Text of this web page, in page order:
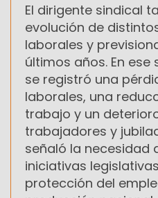
El dirigente sindical
evolución de
laborales y
últimos años. En
se registró una
laborales, una
trabajo y un
trabajadores y
señaló la necesidad
iniciativas
protección del